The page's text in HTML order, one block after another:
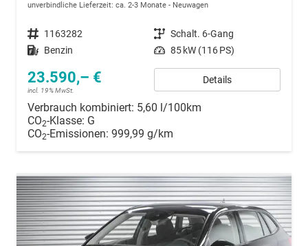
unverbindliche Lieferzeit: ca. 2-3 Monate Neuwagen
Fahrzeugnummer 1163282 Getriebe Schalt. 6-Gang
Kraftstoff Benzin Leistung 85 kW (116 PS)
23.590,– €
incl. 19% MwSt.
Details
Verbrauch kombiniert: 5,60 l/100km
CO2-Klasse: G
CO2-Emissionen: 999,99 g/km